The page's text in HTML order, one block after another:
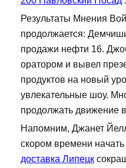
Результаты Мнения
продолжается:
продажи нефти 16.
оратором и вывел
продуктов на новый
увлекательные шоу.
продолжать движение
Напомним, Джанет
скором времени начать
доставка Липецк